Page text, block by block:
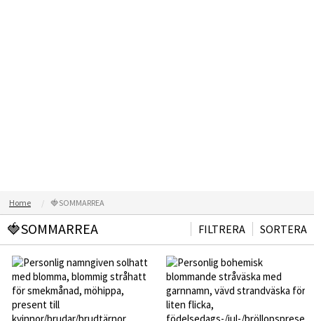
Home 🍓SOMMARREA
🍓SOMMARREA SORTERA
FILTRERA